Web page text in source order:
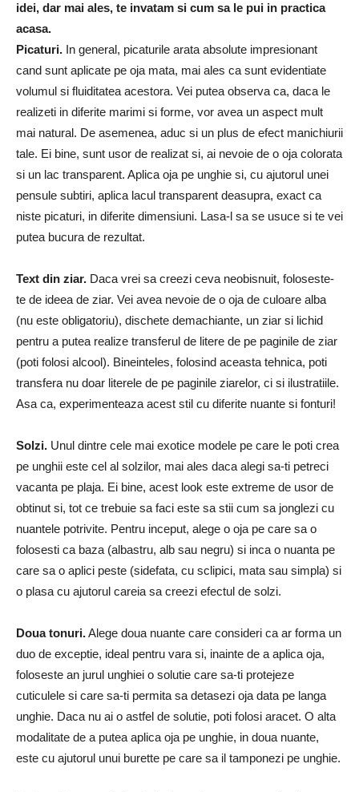
idei, dar mai ales, te invatam si cum sa le pui in practica
acasa.
Picaturi. In general, picaturile arata absolute impresionant
cand sunt aplicate pe oja mata, mai ales ca sunt evidentiate
volumul si fluiditatea acestora. Vei putea observa ca, daca le
realizeti in diferite marimi si forme, vor avea un aspect mult
mai natural. De asemenea, aduc si un plus de efect manichiurii
tale. Ei bine, sunt usor de realizat si, ai nevoie de o oja colorata
si un lac transparent. Aplica oja pe unghie si, cu ajutorul unei
pensule subtiri, aplica lacul transparent deasupra, exact ca
niste picaturi, in diferite dimensiuni. Lasa-l sa se usuce si te vei
putea bucura de rezultat.
Text din ziar. Daca vrei sa creezi ceva neobisnuit, foloseste-
te de ideea de ziar. Vei avea nevoie de o oja de culoare alba
(nu este obligatoriu), dischete demachiante, un ziar si lichid
pentru a putea realize transferul de litere de pe paginile de ziar
(poti folosi alcool). Bineinteles, folosind aceasta tehnica, poti
transfera nu doar literele de pe paginile ziarelor, ci si ilustratiile.
Asa ca, experimenteaza acest stil cu diferite nuante si fonturi!
Solzi. Unul dintre cele mai exotice modele pe care le poti crea
pe unghii este cel al solzilor, mai ales daca alegi sa-ti petreci
vacanta pe plaja. Ei bine, acest look este extreme de usor de
obtinut si, tot ce trebuie sa faci este sa stii cum sa jonglezi cu
nuantele potrivite. Pentru inceput, alege o oja pe care sa o
folosesti ca baza (albastru, alb sau negru) si inca o nuanta pe
care sa o aplici peste (sidefata, cu sclipici, mata sau simpla) si
o plasa cu ajutorul careia sa creezi efectul de solzi.
Doua tonuri.Alege doua nuante care consideri ca ar forma un
duo de exceptie, ideal pentru vara si, inainte de a aplica oja,
foloseste an jurul unghiei o solutie care sa-ti protejeze
cuticulele si care sa-ti permita sa detasezi oja data pe langa
unghie. Daca nu ai o astfel de solutie, poti folosi aracet. O alta
modalitate de a putea aplica oja pe unghie, in doua nuante,
este cu ajutorul unui burette pe care sa il tamponezi pe unghie.